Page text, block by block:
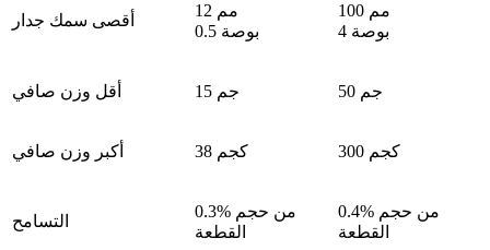
أقصى سمك جدار
12 مم
0.5 بوصة
100 مم
4 بوصة
أقل وزن صافي 15 جم 50 جم
أكبر وزن صافي 38 كجم 300 كجم
التسامح
0.3% من حجم
القطعة
0.4% من حجم
القطعة